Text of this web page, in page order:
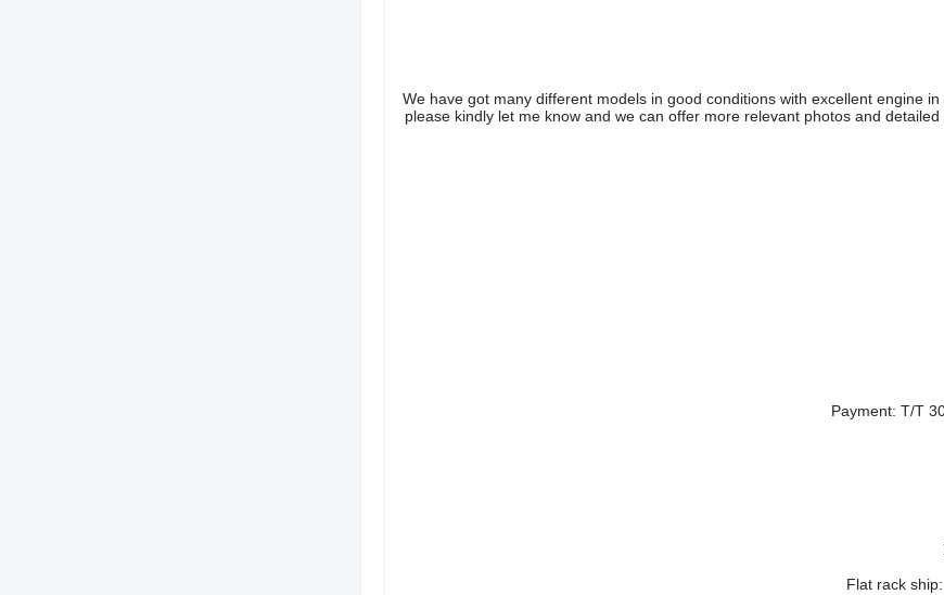
We have got many different models in good conditions with excellent engine
please kindly let me know and we can offer more relevant photos and
Payment: T/T